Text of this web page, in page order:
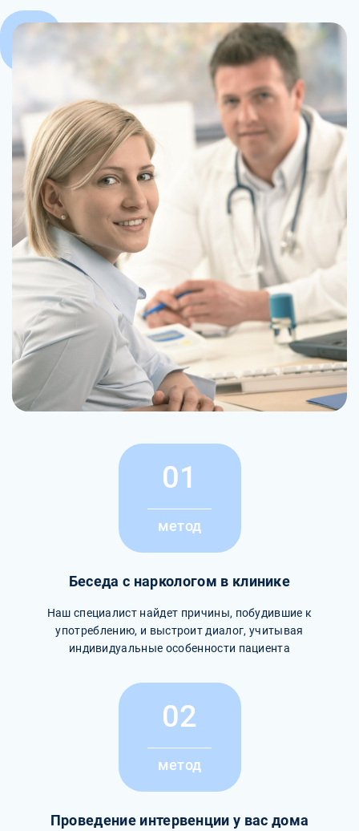
01
метод
Беседа с наркологом в клинике
Наш специалист найдет причины, побудившие к
употреблению, и выстроит диалог, учитывая
индивидуальные особенности пациента
02
метод
Проведение интервенции у вас дома